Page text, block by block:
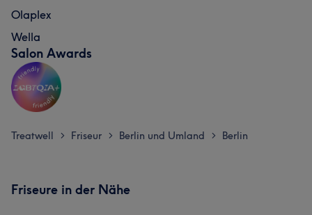
Olaplex
Wella
Salon Awards
Treatwell > Friseur > Berlin und Umland > Berlin
Friseure in der Nähe